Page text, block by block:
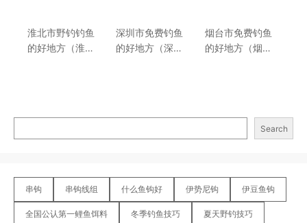
淮北市野钓钓鱼
的好地方（淮北
深圳市免费钓鱼
的好地方（深圳
烟台市免费钓鱼
的好地方（烟台
Search
串钩 串钩线组 什么鱼钩好 伊势尼钩 伊豆鱼钩
全国公认第一鲤鱼饵料 冬季钓鱼技巧 夏天野钓技巧